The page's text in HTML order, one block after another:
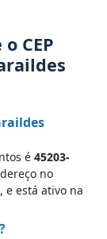
CEP
é 45203-
no
e está ativo na